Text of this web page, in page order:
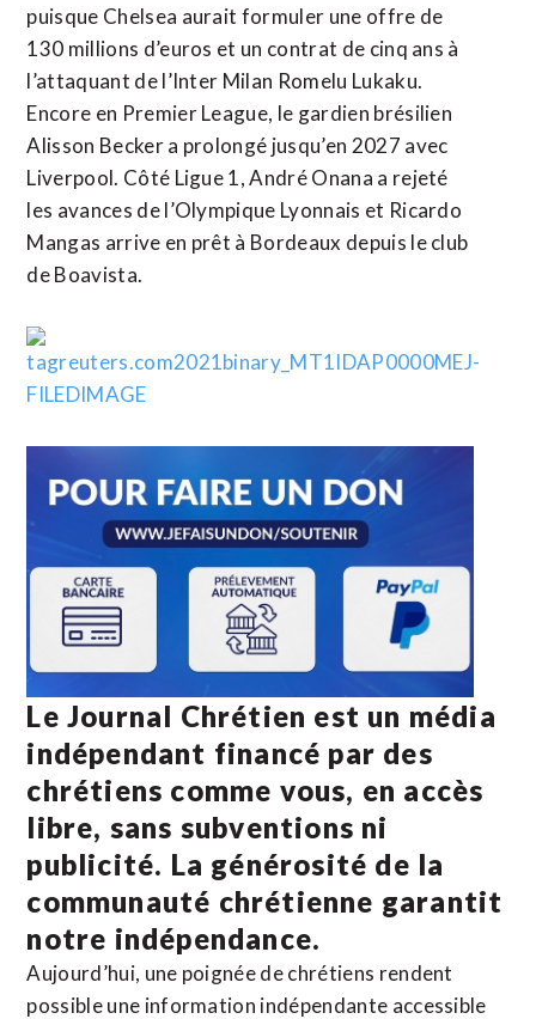
puisque Chelsea aurait formuler une offre de
130 millions d’euros et un contrat de cinq ans à
l’attaquant de l’Inter Milan Romelu Lukaku.
Encore en Premier League, le gardien brésilien
Alisson Becker a prolongé jusqu’en 2027 avec
Liverpool. Côté Ligue 1, André Onana a rejeté
les avances de l’Olympique Lyonnais et Ricardo
Mangas arrive en prêt à Bordeaux depuis le club
de Boavista.
Le Journal Chrétien est un média
indépendant financé par des
chrétiens comme vous, en accès
libre, sans subventions ni
publicité. La générosité de la
communauté chrétienne garantit
notre indépendance.
Aujourd’hui, une poignée de chrétiens rendent
possible une information indépendante accessible